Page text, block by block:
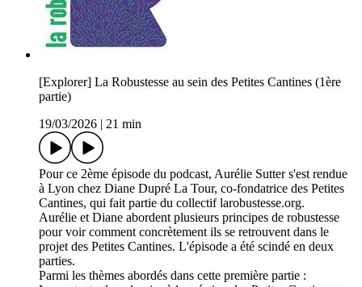
[Explorer] La Robustesse au sein des Petites Cantines (1ère
partie)
19/03/2026
21 min
Pour ce 2ème épisode du podcast, Aurélie Sutter s'est rendue
à Lyon chez Diane Dupré La Tour, co-fondatrice des Petites
Cantines, qui fait partie du collectif larobustesse.org.
Aurélie et Diane abordent plusieurs principes de robustesse
pour voir comment concrètement ils se retrouvent dans le
projet des Petites Cantines. L'épisode a été scindé en deux
parties.
Parmi les thèmes abordés dans cette première partie :